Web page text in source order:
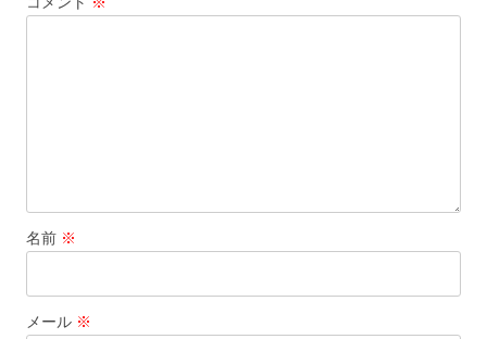
ョ
名前 ※
メール ※